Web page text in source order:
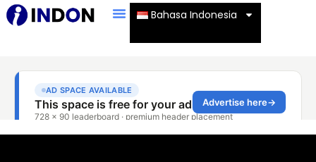
Bahasa Indonesia